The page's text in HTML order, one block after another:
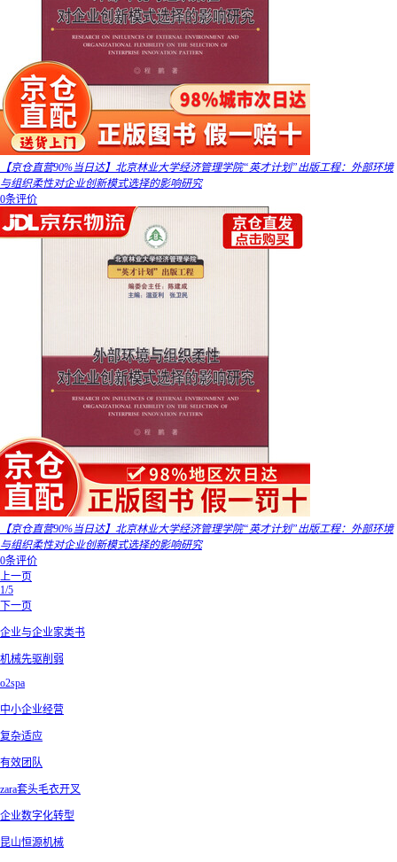
【京仓直营90%当日达】北京林业大学经济管理学院“英才计划”出版工程：外部环境
与组织柔性对企业创新模式选择的影响研究
0条评价
【京仓直营90%当日达】北京林业大学经济管理学院“英才计划”出版工程：外部环境
与组织柔性对企业创新模式选择的影响研究
0条评价
上一页
1/5
下一页
企业与企业家类书
机械先驱削弱
o2spa
中小企业经营
复杂适应
有效团队
zara套头毛衣开叉
企业数字化转型
昆山恒源机械